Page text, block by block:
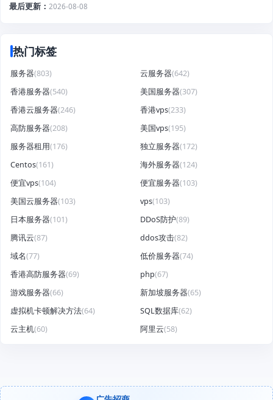
最后更新
2026-08-08
热门标签
服务器(803) 云服务器(642)
香港服务器(540) 美国服务器(307)
香港云服务器(246) 香港vps(233)
高防服务器(208) 美国vps(195)
服务器租用(176) 独立服务器(172)
Centos(161) 海外服务器(124)
便宜vps(104) 便宜服务器(103)
美国云服务器(103) vps(103)
日本服务器(101) DDoS防护(89)
腾讯云(87) ddos攻击(82)
域名(77) 低价服务器(74)
香港高防服务器(69) php(67)
游戏服务器(66) 新加坡服务器(65)
虚拟机卡顿解决方法(64) SQL数据库(62)
云主机(60) 阿里云(58)